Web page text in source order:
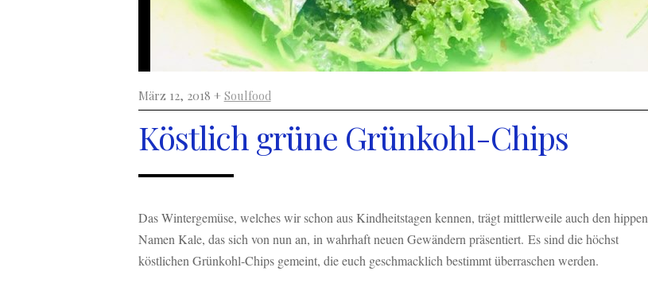
März 12, 2018 + Soulfood
Köstlich grüne Grünkohl-Chips
Das Wintergemüse, welches wir schon aus Kindheitstagen kennen, trägt mittlerweile auch den hippen
Namen Kale, das sich von nun an, in wahrhaft neuen Gewändern präsentiert. Es sind die höchst
köstlichen Grünkohl-Chips gemeint, die euch geschmacklich bestimmt überraschen werden.